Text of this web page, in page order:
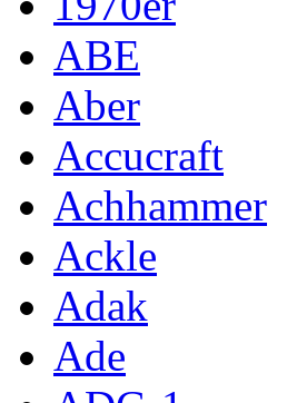
ABE
Aber
Accucraft
Achhammer
Ackle
Adak
Ade